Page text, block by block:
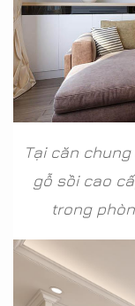
Tại căn
gỗ sồi cao
trong